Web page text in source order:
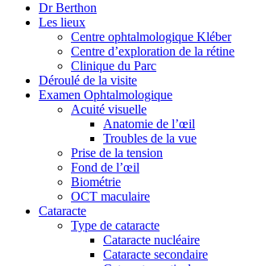
Dr Berthon
Les lieux
Centre ophtalmologique Kléber
Centre d’exploration de la rétine
Clinique du Parc
Déroulé de la visite
Examen Ophtalmologique
Acuité visuelle
Anatomie de l’œil
Troubles de la vue
Prise de la tension
Fond de l’œil
Biométrie
OCT maculaire
Cataracte
Type de cataracte
Cataracte nucléaire
Cataracte secondaire